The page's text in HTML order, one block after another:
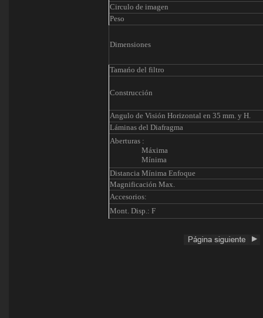
Circulo de imagen
Peso
Dimensiones
Tamańo del filtro
Construcción
Angulo de Visión Horizontal en 35 mm. y H.
Láminas del Diafragma
Aberturas :
Máxima
Mínima
Distancia Mínima Enfoque
Magnificación Max.
Accesorios:
Mont. Disp.: F